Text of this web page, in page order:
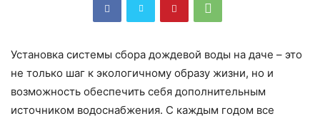
Установка системы сбора дождевой воды на даче – это
не только шаг к экологичному образу жизни, но и
возможность обеспечить себя дополнительным
источником водоснабжения. С каждым годом все